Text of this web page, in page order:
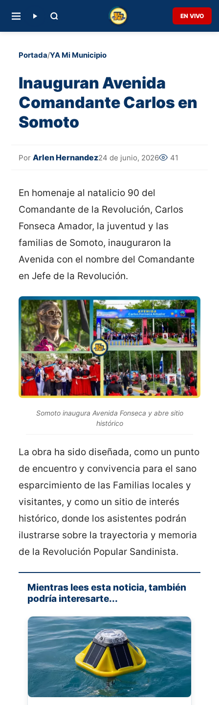
EN VIVO
Portada/YA Mi Municipio
Inauguran Avenida
Comandante Carlos en
Somoto
Por Arlen Hernandez24 de junio, 2026 41
En homenaje al natalicio 90 del
Comandante de la Revolución, Carlos
Fonseca Amador, la juventud y las
familias de Somoto, inauguraron la
Avenida con el nombre del Comandante
en Jefe de la Revolución.
Somoto inaugura Avenida Fonseca y abre sitio
histórico
La obra ha sido diseñada, como un punto
de encuentro y convivencia para el sano
esparcimiento de las Familias locales y
visitantes, y como un sitio de interés
histórico, donde los asistentes podrán
ilustrarse sobre la trayectoria y memoria
de la Revolución Popular Sandinista.
Mientras lees esta noticia, también
podría interesarte...